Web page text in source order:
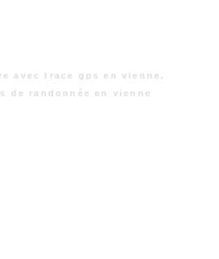
avec trace gps en vienne.
de randonnée en vienne